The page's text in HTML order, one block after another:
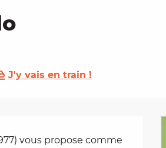
J'y vais en train !
vous propose comme